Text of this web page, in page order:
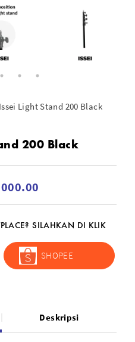
Issei Light Stand 200 Black
200 Black
SILAHKAN DI KLIK
SHOPEE
Deskripsi